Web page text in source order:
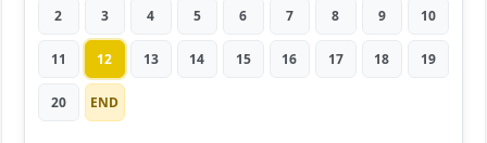
2 3 4 5 6 7 8 9 10
11 12 13 14 15 16 17 18 19
20 END